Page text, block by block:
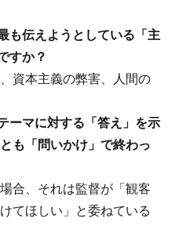
も伝えようとしている「主
すか？
資本主義の弊害、人間の
ーマに対する「答え」を示
も「問いかけ」で終わっ
合、それは監督が「観客
てほしい」と委ねている